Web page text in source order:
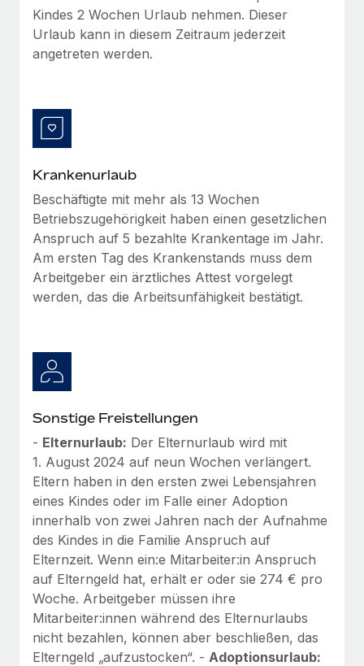
Mehr erfahren
Kindes 2 Wochen Urlaub nehmen. Dieser
Urlaub kann in diesem Zeitraum jederzeit
angetreten werden.
Krankenurlaub
Beschäftigte mit mehr als 13 Wochen
Betriebszugehörigkeit haben einen gesetzlichen
Anspruch auf 5 bezahlte Krankentage im Jahr.
Am ersten Tag des Krankenstands muss dem
Arbeitgeber ein ärztliches Attest vorgelegt
werden, das die Arbeitsunfähigkeit bestätigt.
Sonstige Freistellungen
- Elternurlaub: Der Elternurlaub wird mit
1. August 2024 auf neun Wochen verlängert.
Eltern haben in den ersten zwei Lebensjahren
eines Kindes oder im Falle einer Adoption
innerhalb von zwei Jahren nach der Aufnahme
des Kindes in die Familie Anspruch auf
Elternzeit. Wenn ein:e Mitarbeiter:in Anspruch
auf Elterngeld hat, erhält er oder sie 274 € pro
Woche. Arbeitgeber müssen ihre
Mitarbeiter:innen während des Elternurlaubs
nicht bezahlen, können aber beschließen, das
Elterngeld „aufzustocken“. - Adoptionsurlaub: